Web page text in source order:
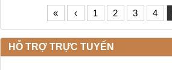
« ‹ 1 2 3 4
HỖ TRỢ TRỰC TUYẾN